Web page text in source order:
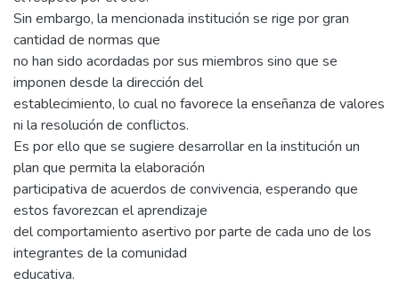
Sin embargo, la mencionada institución se rige por gran
cantidad de normas que
no han sido acordadas por sus miembros sino que se
imponen desde la dirección del
establecimiento, lo cual no favorece la enseñanza de valores
ni la resolución de conflictos.
Es por ello que se sugiere desarrollar en la institución un
plan que permita la elaboración
participativa de acuerdos de convivencia, esperando que
estos favorezcan el aprendizaje
del comportamiento asertivo por parte de cada uno de los
integrantes de la comunidad
educativa.